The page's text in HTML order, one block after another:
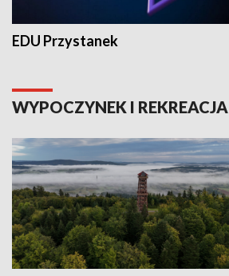
EDU Przystanek
WYPOCZYNEK I REKREACJA